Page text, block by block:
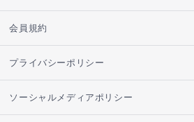
会員規約
プライバシーポリシー
ソーシャルメディアポリシー